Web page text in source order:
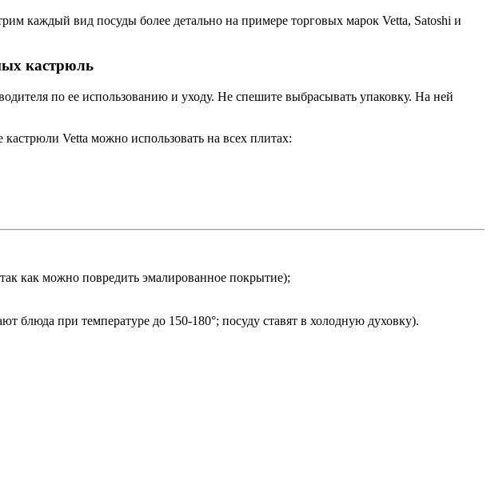
каждый вид посуды более детально на примере торговых марок Vetta, Satoshi и
кастрюль
по ее использованию и уходу. Не спешите выбрасывать упаковку. На ней
Vetta можно использовать на всех плитах:
как можно повредить эмалированное покрытие);
при температуре до 150-180°; посуду ставят в холодную духовку).